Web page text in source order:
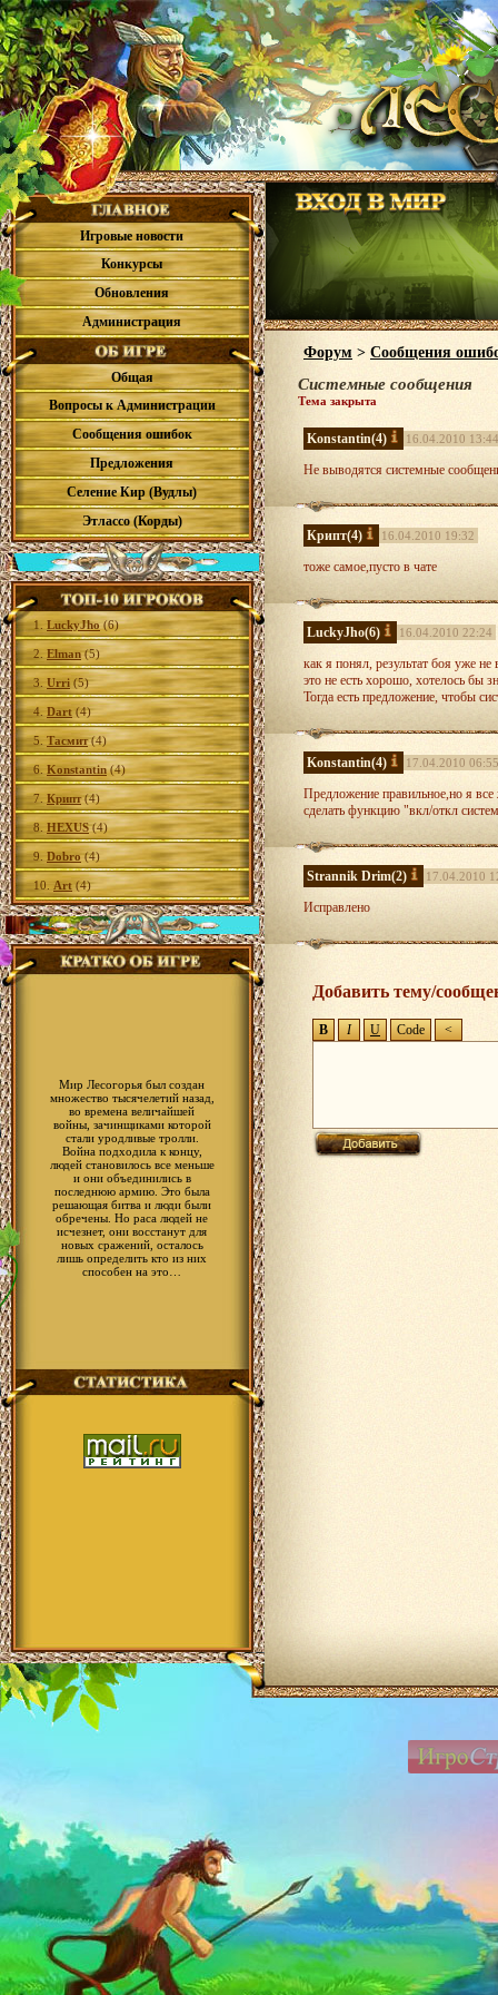
Игровые новости
Конкурсы
Обновления
Администрация
Общая
Вопросы к Администрации
Сообщения ошибок
Предложения
Селение Кир (Вудлы)
Этлассо (Корды)
1. LuckyJho (6)
2. Elman(5)
3. Urri (5)
4. Dart (4)
5. Тасмит(4)
6. Konstantin(4)
7. Крипт(4)
8. HEXUS(4)
9. Dobro(4)
10. Art (4)
Мир Лесогорья был создан
множество тысячелетий назад,
во времена величайшей
войны, зачинщиками которой
стали уродливые тролли.
Война подходила к концу,
людей становилось все меньше
и они объединились в
последнюю армию. Это была
решающая битва и люди были
обречены. Но раса людей не
исчезнет, они восстанут для
новых сражений, осталось
лишь определить кто из них
способен на это…
Форум > Сообщения
Системные сообщения
Тема закрыта
Konstantin(4) 16.04.2010 13:44
Не выводятся системные
Крипт(4) 16.04.2010 19:32
тоже самое,пусто в чате
LuckyJho(6) 16.04.2010 22:24
как я понял, результат боя уже
это не есть хорошо, хотелось бы
Тогда есть предложение, чтобы
Konstantin(4) 17.04.2010 06:55
Предложение правильное,но я
сделать функцию "вкл/откл
Strannik Drim(2) 17.04.2010
Исправлено
Добавить тему/